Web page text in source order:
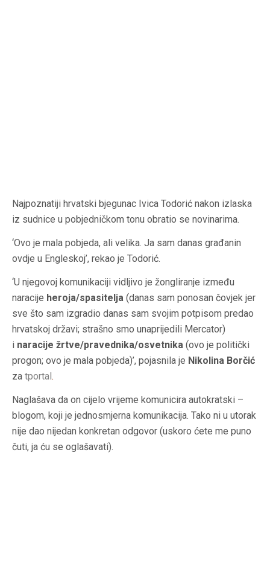
Najpoznatiji hrvatski bjegunac Ivica Todorić nakon izlaska
iz sudnice u pobjedničkom tonu obratio se novinarima.
‘Ovo je mala pobjeda, ali velika. Ja sam danas građanin
ovdje u Engleskoj’, rekao je Todorić.
‘U njegovoj komunikaciji vidljivo je žongliranje između
naracije heroja/spasitelja (danas sam ponosan čovjek jer
sve što sam izgradio danas sam svojim potpisom predao
hrvatskoj državi; strašno smo unaprijedili Mercator)
i naracije žrtve/pravednika/osvetnika (ovo je politički
progon; ovo je mala pobjeda)’, pojasnila je Nikolina Borčić
za tportal .
Naglašava da on cijelo vrijeme komunicira autokratski –
blogom, koji je jednosmjerna komunikacija. Tako ni u utorak
nije dao nijedan konkretan odgovor (uskoro ćete me puno
čuti, ja ću se oglašavati).